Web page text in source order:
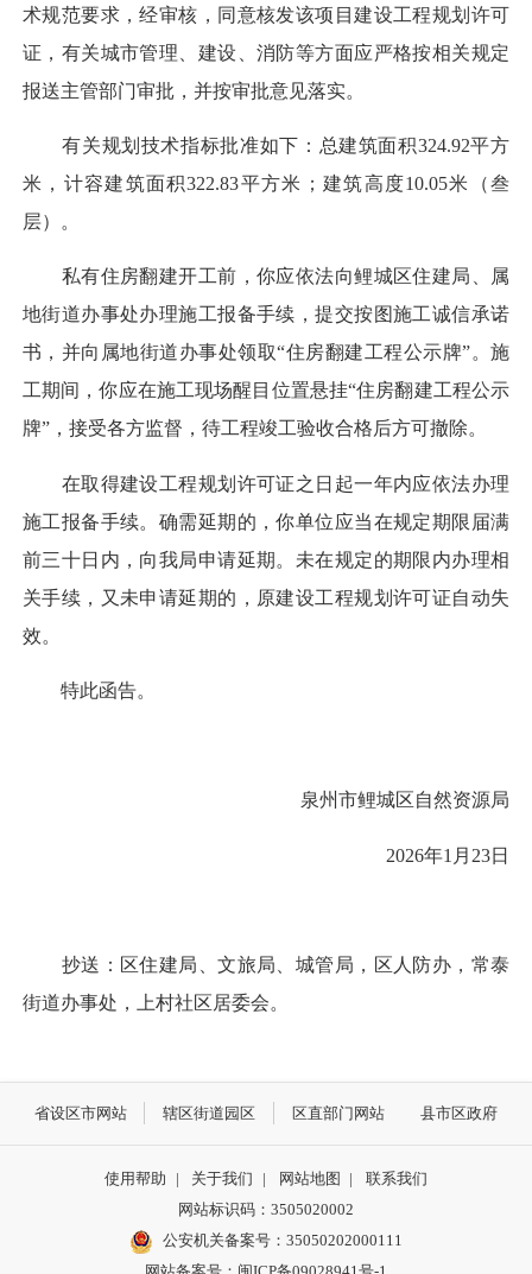
术规范要求，经审核，同意核发该项目建设工程规划许可
证，有关城市管理、建设、消防等方面应严格按相关规定
报送主管部门审批，并按审批意见落实。
有关规划技术指标批准如下：总建筑面积324.92平方
米，计容建筑面积322.83平方米；建筑高度10.05米（叁
层）。
私有住房翻建开工前，你应依法向鲤城区住建局、属
地街道办事处办理施工报备手续，提交按图施工诚信承诺
书，并向属地街道办事处领取“住房翻建工程公示牌”。施
工期间，你应在施工现场醒目位置悬挂“住房翻建工程公示
牌”，接受各方监督，待工程竣工验收合格后方可撤除。
在取得建设工程规划许可证之日起一年内应依法办理
施工报备手续。确需延期的，你单位应当在规定期限届满
前三十日内，向我局申请延期。未在规定的期限内办理相
关手续，又未申请延期的，原建设工程规划许可证自动失
效。
特此函告。
泉州市鲤城区自然资源局
2026年1月23日
抄送：区住建局、文旅局、城管局，区人防办，常泰
街道办事处，上村社区居委会。
省设区市网站 辖区街道园区 区直部门网站 县市区政府
使用帮助 | 关于我们 | 网站地图 |
联系我们
网站标识码：3505020002
公安机关备案号：35050202000111